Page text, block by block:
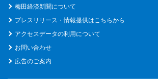
梅田経済新聞について
プレスリリース・情報提供はこちらから
アクセスデータの利用について
お問い合わせ
広告のご案内